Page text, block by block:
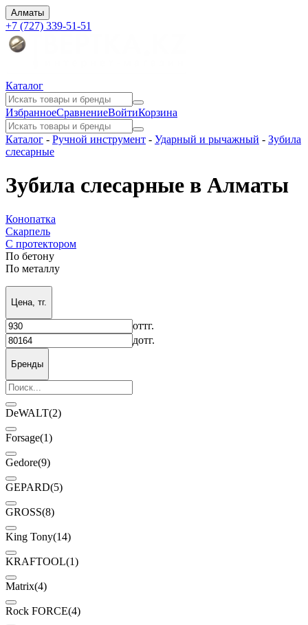
Алматы
+7 (727) 339-51-51
Каталог
ИзбранноеСравнениеВойтиКорзина
Каталог - Ручной инструмент - Ударный и рычажный - Зубила
слесарные
Зубила слесарные в Алматы
Конопатка
Скарпель
С протектором
По бетону
По металлу
Цена, тг.
оттг.
дотг.
Бренды
DeWALT(2)
Forsage(1)
Gedore(9)
GEPARD(5)
GROSS(8)
King Tony(14)
KRAFTOOL(1)
Matrix(4)
Rock FORCE(4)